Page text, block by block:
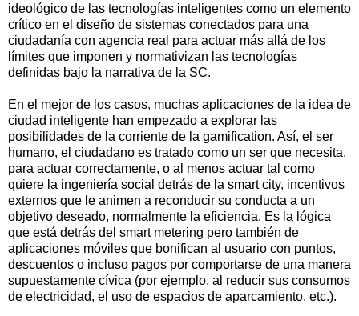
ideológico de las tecnologías inteligentes como un elemento
crítico en el diseño de sistemas conectados para una
ciudadanía con agencia real para actuar más allá de los
límites que imponen y normativizan las tecnologías
definidas bajo la narrativa de la SC.
En el mejor de los casos, muchas aplicaciones de la idea de
ciudad inteligente han empezado a explorar las
posibilidades de la corriente de la gamification. Así, el ser
humano, el ciudadano es tratado como un ser que necesita,
para actuar correctamente, o al menos actuar tal como
quiere la ingeniería social detrás de la smart city, incentivos
externos que le animen a reconducir su conducta a un
objetivo deseado, normalmente la eficiencia. Es la lógica
que está detrás del smart metering pero también de
aplicaciones móviles que bonifican al usuario con puntos,
descuentos o incluso pagos por comportarse de una manera
supuestamente cívica (por ejemplo, al reducir sus consumos
de electricidad, el uso de espacios de aparcamiento, etc.).